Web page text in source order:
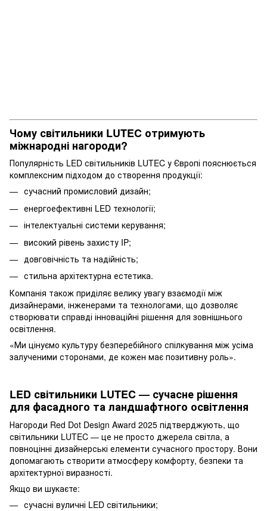
Чому світильники LUTEC отримують
міжнародні нагороди?
Популярність LED світильників LUTEC у Європі пояснюється
комплексним підходом до створення продукції:
сучасний промисловий дизайн;
енергоефективні LED технології;
інтелектуальні системи керування;
високий рівень захисту IP;
довговічність та надійність;
стильна архітектурна естетика.
Компанія також приділяє велику увагу взаємодії між
дизайнерами, інженерами та технологами, що дозволяє
створювати справді інноваційні рішення для зовнішнього
освітлення.
«Ми цінуємо культуру безперебійного спілкування між усіма
залученими сторонами, де кожен має позитивну роль».
LED світильники LUTEC — сучасне рішення
для фасадного та ландшафтного освітлення
Нагороди Red Dot Design Award 2025 підтверджують, що
світильники LUTEC — це не просто джерела світла, а
повноцінні дизайнерські елементи сучасного простору. Вони
допомагають створити атмосферу комфорту, безпеки та
архітектурної виразності.
Якщо ви шукаєте:
сучасні вуличні LED світильники;